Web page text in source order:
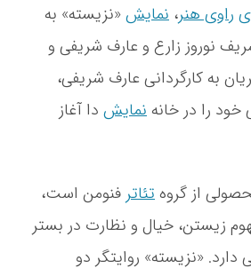
ب
ه
ک
ا
ر
گ
ن
ع
راوی هنر، نمایش«نزیسته» به
نوروز زارع و عارف شریفی و
به کارگردانی عارف شریفی،
را در خانه نمایش دا آغاز
از گروهتئاتر فنومن است،
زیستن، خیال و نظارت در بستر
«نزیسته» روایتگر دو